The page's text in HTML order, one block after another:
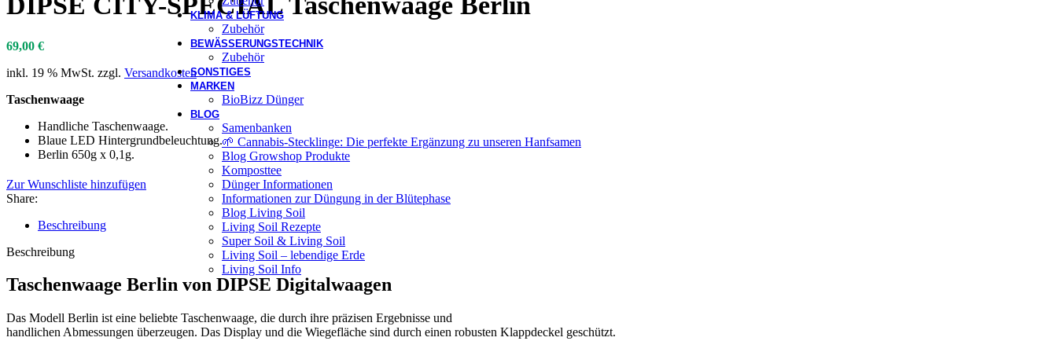
KLIMA & LÜFTUNG
Zubehör
BEWÄSSERUNGSTECHNIK
Zubehör
SONSTIGES
MARKEN
BioBizz Dünger
BLOG
Samenbanken
🌱 Cannabis-Stecklinge: Die perfekte Ergänzung zu unseren Hanfsamen
Blog Growshop Produkte
Komposttee
Dünger Informationen
Informationen zur Düngung in der Blütephase
Blog Living Soil
Living Soil Rezepte
Super Soil & Living Soil
Living Soil – lebendige Erde
Living Soil Info
69,00 €
inkl. 19 % MwSt. zzgl. Versandkosten
Taschenwaage
Handliche Taschenwaage.
Blaue LED Hintergrundbeleuchtung.
Berlin 650g x 0,1g.
Zur Wunschliste hinzufügen
Share:
Beschreibung
Beschreibung
Taschenwaage Berlin von DIPSE Digitalwaagen
Das Modell Berlin ist eine beliebte Taschenwaage, die durch ihre präzisen Ergebnisse und
handlichen Abmessungen überzeugen. Das Display und die Wiegefläche sind durch einen robusten Klappdeckel geschützt.